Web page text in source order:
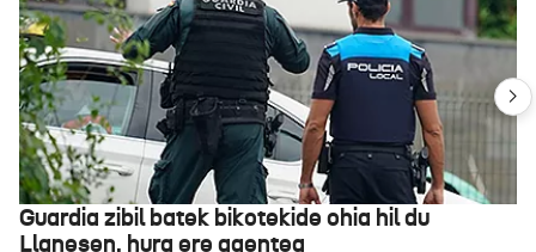
Guardia zibil batek bikotekide ohia hil du
Llanesen, hura ere agentea